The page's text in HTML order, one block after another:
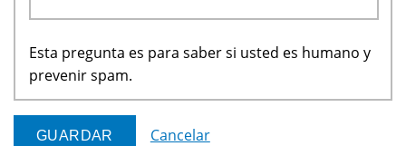
Esta pregunta es para saber si usted es humano y
prevenir spam.
Cancelar